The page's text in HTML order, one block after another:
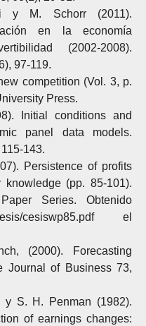
y M. Schorr (2011).
en la economía
(2002-2008).
97-119.
competition (Vol. 3, p.
Press.
Initial conditions and
panel data models.
143.
Persistence of profits
(pp. 85-101).
Series. Obtenido
cesis/cesiswp85.pdf el
(2000). Forecasting
Journal of Business 73,
y S. H. Penman (1982).
of earnings changes: